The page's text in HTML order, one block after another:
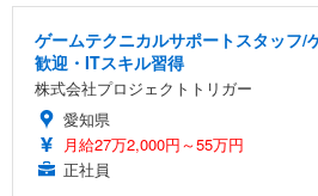
ゲームテクニカルサポートスタッフ/
歓迎・ITスキル習得
株式会社プロジェクトトリガー
愛知県
月給27万2,000円～55万円
正社員